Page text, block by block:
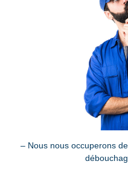
– Nous nous occuperons